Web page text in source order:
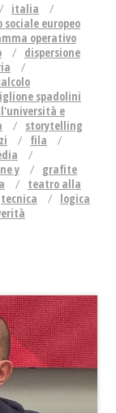
italia
sociale europeo
operativo
dispersione
spadolini
e
storytelling
fila
y
grafite
teatro alla
tecnica
logica